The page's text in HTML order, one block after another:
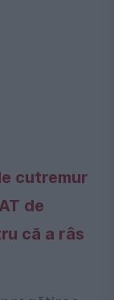
cutremur
de
că a râs